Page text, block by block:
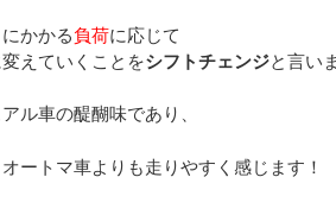
かかる負荷に応じて
えていくことをシフトチェンジと言い
ル車の醍醐味であり、
ートマ車よりも走りやすく感じます！